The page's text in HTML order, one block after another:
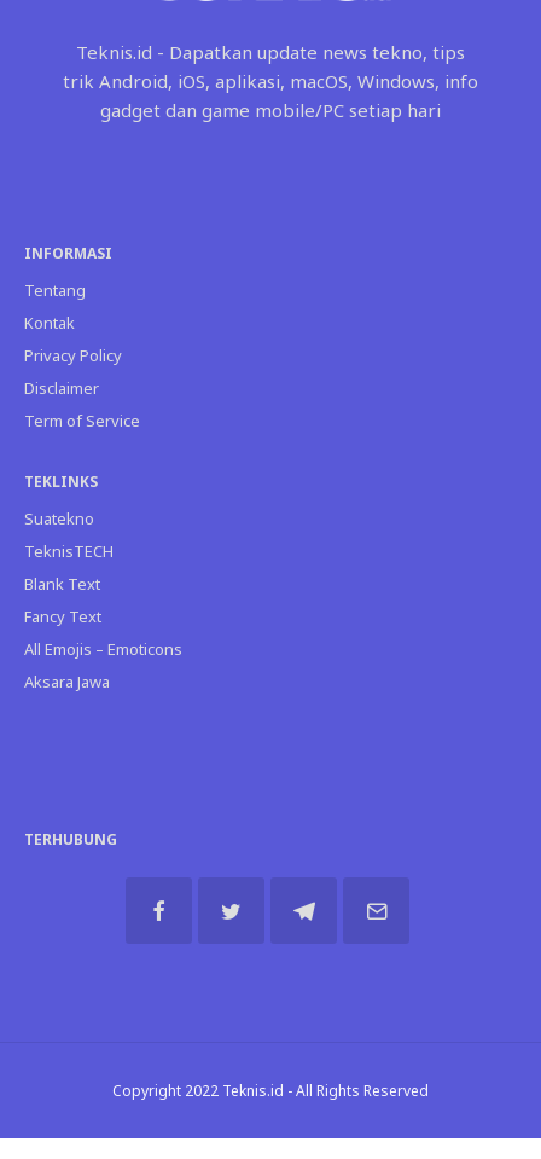
Teknis.id - Dapatkan update news tekno, tips
trik Android, iOS, aplikasi, macOS, Windows, info
gadget dan game mobile/PC setiap hari
INFORMASI
Tentang
Kontak
Privacy Policy
Disclaimer
Term of Service
TEKLINKS
Suatekno
TeknisTECH
Blank Text
Fancy Text
All Emojis – Emoticons
Aksara Jawa
TERHUBUNG
Copyright 2022 Teknis.id - All Rights Reserved